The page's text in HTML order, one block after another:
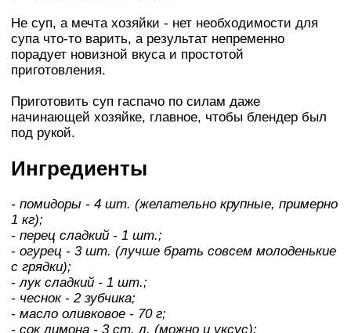
Не суп, а мечта хозяйки - нет необходимости для
супа что-то варить, а результат непременно
порадует новизной вкуса и простотой
приготовления.
Приготовить суп гаспачо по силам даже
начинающей хозяйке, главное, чтобы блендер был
под рукой.
Ингредиенты
- помидоры - 4 шт. (желательно крупные, примерно
1 кг);
- перец сладкий - 1 шт.;
- огурец - 3 шт. (лучше брать совсем молоденькие
с грядки);
- лук сладкий - 1 шт.;
- чеснок - 2 зубчика;
- масло оливковое - 70 г;
- сок лимона - 3 ст. л. (можно и уксус);